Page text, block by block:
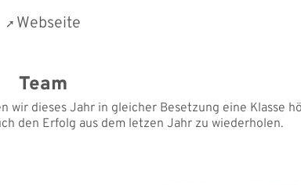
Webseite
Team
dieses Jahr in gleicher Besetzung eine Klasse
den Erfolg aus dem letzen Jahr zu wiederholen.